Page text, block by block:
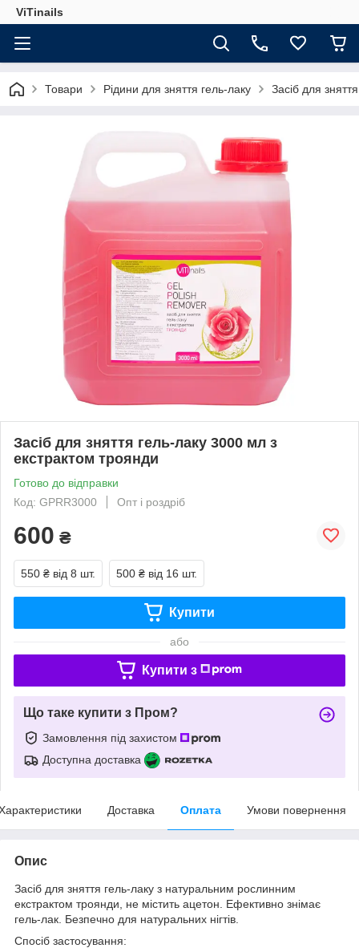
ViTinails
Товари Рідини для зняття гель-лаку Засіб для
Засіб для зняття гель-лаку 3000 мл з
екстрактом троянди
Готово до відправки
Код: GPRR3000
Опт і роздріб
600 ₴
550 ₴ від 8 шт. 500 ₴ від 16 шт.
Купити
або
Купити з
Що таке купити з Пром?
Замовлення під захистом
Доступна доставка
Доставка Оплата Умови повернення
Опис
Засіб для зняття гель-лаку з натуральним рослинним
екстрактом троянди, не містить ацетон. Ефективно знімає
гель-лак. Безпечно для натуральних нігтів.
Спосіб застосування: